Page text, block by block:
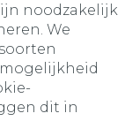
noodzakelijk
We
dit in